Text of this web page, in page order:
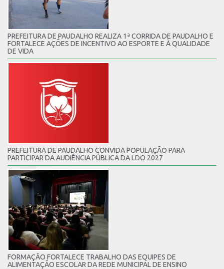
PREFEITURA DE PAUDALHO REALIZA 1ª CORRIDA DE PAUDALHO E
FORTALECE AÇÕES DE INCENTIVO AO ESPORTE E À QUALIDADE
DE VIDA
PREFEITURA DE PAUDALHO CONVIDA POPULAÇÃO PARA
PARTICIPAR DA AUDIÊNCIA PÚBLICA DA LDO 2027
FORMAÇÃO FORTALECE TRABALHO DAS EQUIPES DE
ALIMENTAÇÃO ESCOLAR DA REDE MUNICIPAL DE ENSINO